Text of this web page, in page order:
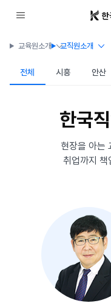
교육원소개 교직원소개
전체 시흥 안산
한국
현장을 아는
취업까지 책